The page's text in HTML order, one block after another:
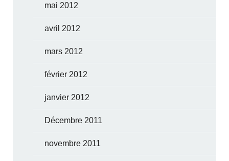
mai 2012
avril 2012
mars 2012
février 2012
janvier 2012
Décembre 2011
novembre 2011